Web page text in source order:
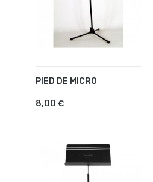
PIED DE MICRO
8,00 €
AJOUTER AU PANIER